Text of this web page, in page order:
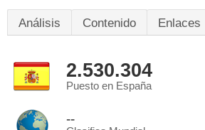
Análisis Contenido Enlaces
2.530.304
Puesto en España
--